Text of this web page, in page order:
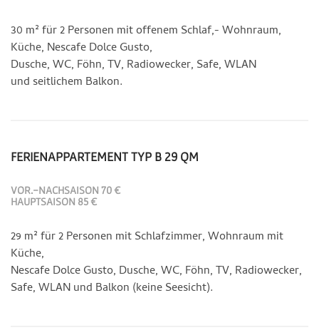
30 m² für 2 Personen mit offenem Schlaf,- Wohnraum,
Küche, Nescafe Dolce Gusto,
Dusche, WC, Föhn, TV, Radiowecker, Safe, WLAN
und seitlichem Balkon.
FERIENAPPARTEMENT TYP B 29 QM
VOR.-NACHSAISON 70 €
HAUPTSAISON 85 €
29 m² für 2 Personen mit Schlafzimmer, Wohnraum mit
Küche,
Nescafe Dolce Gusto, Dusche, WC, Föhn, TV, Radiowecker,
Safe, WLAN und Balkon (keine Seesicht).